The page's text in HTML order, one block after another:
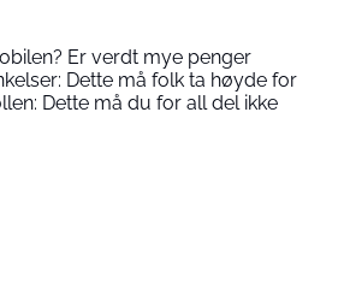
Er verdt mye penger
Dette må folk ta høyde for
Dette må du for all del ikke